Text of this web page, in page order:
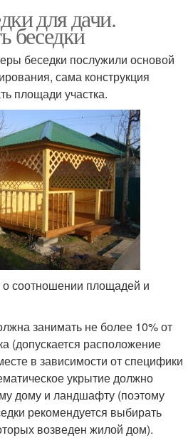
для дачи.
беседки
беседки послужили основой
сама конструкция
площади участка.
о соотношении площадей и
занимать не более 10% от
(допускается расположение
в зависимости от специфики
укрытие должно
дому и ландшафту (поэтому
рекомендуется выбирать
возведен жилой дом).